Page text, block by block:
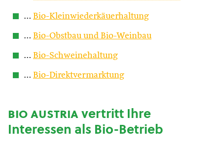
… Bio-Kleinwiederkäuerhaltung
… Bio-Obstbau und Bio-Weinbau
… Bio-Schweinehaltung
… Bio-Direktvermarktung
bio austriavertritt Ihre
Interessen als Bio-Betrieb